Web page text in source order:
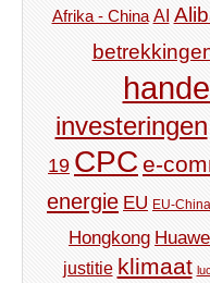
Afrika - China AI
investeringen
19 CPC e-
energie EU EU-China
Hongkong
justitie klimaat